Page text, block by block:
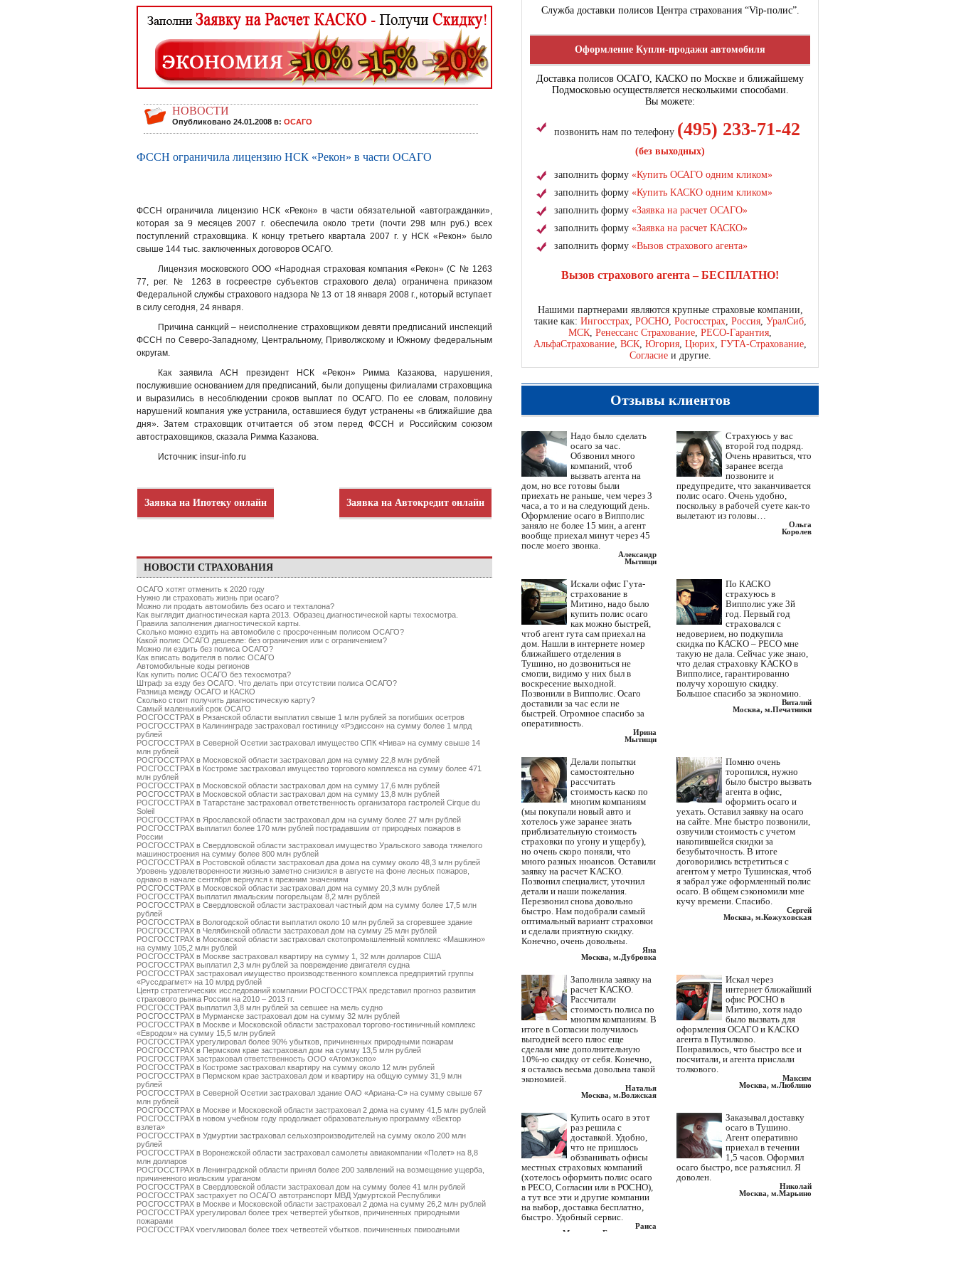
НОВОСТИ
Опубликовано 24.01.2008 в: ОСАГО
ФССН ограничила лицензию НСК «Рекон» в части ОСАГО
ФССН ограничила лицензию НСК «Рекон» в части обязательной «автогражданки»,
которая за 9 месяцев 2007 г. обеспечила около трети (почти 298 млн руб.) всех
поступлений страховщика. К концу третьего квартала 2007 г. у НСК «Рекон» было
свыше 144 тыс. заключенных договоров ОСАГО.
Лицензия московского ООО «Народная страховая компания «Рекон» (С № 1263
77, рег. № 1263 в госреестре субъектов страхового дела) ограничена приказом
Федеральной службы страхового надзора № 13 от 18 января 2008 г., который вступает
в силу сегодня, 24 января.
Причина санкций – неисполнение страховщиком девяти предписаний инспекций
ФССН по Северо-Западному, Центральному, Приволжскому и Южному федеральным
округам.
Как заявила АСН президент НСК «Рекон» Римма Казакова, нарушения,
послужившие основанием для предписаний, были допущены филиалами страховщика
и выразились в несоблюдении сроков выплат по ОСАГО. По ее словам, половину
нарушений компания уже устранила, оставшиеся будут устранены «в ближайшие два
дня». Затем страховщик отчитается об этом перед ФССН и Российским союзом
автостраховщиков, сказала Римма Казакова.
Источник: insur-info.ru
Заявка на Ипотеку онлайн Заявка на Автокредит онлайн
НОВОСТИ СТРАХОВАНИЯ
ОСАГО хотят отменить к 2020 году
Нужно ли страховать жизнь при осаго?
Можно ли продать автомобиль без осаго и техталона?
Как выглядит диагностическая карта 2013. Образец диагностической карты техосмотра.
Правила заполнения диагностической карты.
Сколько можно ездить на автомобиле с просроченным полисом ОСАГО?
Какой полис ОСАГО дешевле: без ограничения или с ограничением?
Можно ли ездить без полиса ОСАГО?
Как вписать водителя в полис ОСАГО
Автомобильные коды регионов
Как купить полис ОСАГО без техосмотра?
Штраф за езду без ОСАГО. Что делать при отсутствии полиса ОСАГО?
Разница между ОСАГО и КАСКО
Сколько стоит получить диагностическую карту?
Самый маленький срок ОСАГО
РОСГОССТРАХ в Рязанской области выплатил свыше 1 млн рублей за погибших осетров
РОСГОССТРАХ в Калининграде застраховал гостиницу «Рэдиссон» на сумму более 1 млрд
рублей
РОСГОССТРАХ в Северной Осетии застраховал имущество СПК «Нива» на сумму свыше 14
млн рублей
РОСГОССТРАХ в Московской области застраховал дом на сумму 22,8 млн рублей
РОСГОССТРАХ в Костроме застраховал имущество торгового комплекса на сумму более 471
млн рублей
РОСГОССТРАХ в Московской области застраховал дом на сумму 17,6 млн рублей
РОСГОССТРАХ в Московской области застраховал дом на сумму 13,8 млн рублей
РОСГОССТРАХ в Татарстане застраховал ответственность организатора гастролей Cirque du
Soleil
РОСГОССТРАХ в Ярославской области застраховал дом на сумму более 27 млн рублей
РОСГОССТРАХ выплатил более 170 млн рублей пострадавшим от природных пожаров в
России
РОСГОССТРАХ в Свердловской области застраховал имущество Уральского завода тяжелого
машиностроения на сумму более 800 млн рублей
РОСГОССТРАХ в Ростовской области застраховал два дома на сумму около 48,3 млн рублей
Уровень удовлетворенности жизнью заметно снизился в августе на фоне лесных пожаров,
однако в начале сентября вернулся к прежним значениям
РОСГОССТРАХ в Московской области застраховал дом на сумму 20,3 млн рублей
РОСГОССТРАХ выплатил ямальским погорельцам 8,2 млн рублей
РОСГОССТРАХ в Свердловской области застраховал частный дом на сумму более 17,5 млн
рублей
РОСГОССТРАХ в Вологодской области выплатил около 10 млн рублей за сгоревшее здание
РОСГОССТРАХ в Челябинской области застраховал дом на сумму 25 млн рублей
РОСГОССТРАХ в Московской области застраховал скотопромышленный комплекс «Машкино»
на сумму 105,2 млн рублей
РОСГОССТРАХ в Москве застраховал квартиру на сумму 1, 32 млн долларов США
РОСГОССТРАХ выплатил 2,3 млн рублей за повреждение двигателя судна
РОСГОССТРАХ застраховал имущество производственного комплекса предприятий группы
«Руссдрагмет» на 10 млрд рублей
Центр стратегических исследований компании РОСГОССТРАХ представил прогноз развития
страхового рынка России на 2010 – 2013 гг.
РОСГОССТРАХ выплатил 3,8 млн рублей за севшее на мель судно
РОСГОССТРАХ в Мурманске застраховал дом на сумму 32 млн рублей
РОСГОССТРАХ в Москве и Московской области застраховал торгово-гостиничный комплекс
«Евродом» на сумму 15,5 млн рублей
РОСГОССТРАХ урегулировал более 90% убытков, причиненных природными пожарам
РОСГОССТРАХ в Пермском крае застраховал дом на сумму 13,5 млн рублей
РОСГОССТРАХ застраховал ответственность ООО «Атомэкспо»
РОСГОССТРАХ в Костроме застраховал квартиру на сумму около 12 млн рублей
РОСГОССТРАХ в Пермском крае застраховал дом и квартиру на общую сумму 31,9 млн
рублей
РОСГОССТРАХ в Северной Осетии застраховал здание ОАО «Ариана-С» на сумму свыше 67
млн рублей
РОСГОССТРАХ в Москве и Московской области застраховал 2 дома на сумму 41,5 млн рублей
РОСГОССТРАХ в новом учебном году продолжает образовательную программу «Вектор
взлета»
РОСГОССТРАХ в Удмуртии застраховал сельхозпроизводителей на сумму около 200 млн
рублей
РОСГОССТРАХ в Воронежской области застраховал самолеты авиакомпании «Полет» на 8,8
млн долларов
РОСГОССТРАХ в Ленинградской области принял более 200 заявлений на возмещение ущерба,
причиненного июльским ураганом
РОСГОССТРАХ в Свердловской области застраховал дом на сумму более 41 млн рублей
РОСГОССТРАХ застрахует по ОСАГО автотранспорт МВД Удмуртской Республики
РОСГОССТРАХ в Москве и Московской области застраховал 2 дома на сумму 26,2 млн рублей
РОСГОССТРАХ урегулировал более трех четвертей убытков, причиненных природными
пожарами
РОСГОССТРАХ урегулировал более трех четвертей убытков, причиненных природными
Служба доставки полисов Центра страхования “Vip-полис”.
Оформление Купли-продажи автомобиля
Доставка полисов ОСАГО, КАСКО по Москве и ближайшему
Подмосковью осуществляется несколькими способами.
Вы можете:
позвонить нам по телефону (495) 233-71-42
(без выходных)
заполнить форму «Купить ОСАГО одним кликом»
заполнить форму «Купить КАСКО одним кликом»
заполнить форму «Заявка на расчет ОСАГО»
заполнить форму «Заявка на расчет КАСКО»
заполнить форму «Вызов страхового агента»
Вызов страхового агента – БЕСПЛАТНО!
Нашими партнерами являются крупные страховые компании,
такие как: Ингосстрах, РОСНО, Росгосстрах, Россия, УралСиб,
МСК, Ренессанс Страхование, РЕСО-Гарантия,
АльфаСтрахование, ВСК, Югория, Цюрих, ГУТА-Страхование,
Согласиеи другие.
Отзывы клиентов
Надо было сделать
осаго за час.
Обзвонил много
компаний, чтоб
вызвать агента на
дом, но все готовы были
приехать не раньше, чем через 3
часа, а то и на следующий день.
Оформление осаго в Випполис
заняло не более 15 мин, а агент
вообще приехал минут через 45
после моего звонка.
Александр
Мытищи
Страхуюсь у вас
второй год подряд.
Очень нравиться, что
заранее всегда
позвоните и
предупредите, что заканчивается
полис осаго. Очень удобно,
поскольку в рабочей суете как-то
вылетают из головы…
Ольга
Королев
Искали офис Гута-
страхование в
Митино, надо было
купить полис осаго
как можно быстрей,
чтоб агент гута сам приехал на
дом. Нашли в интернете номер
ближайшего отделения в
Тушино, но дозвониться не
смогли, видимо у них был в
воскресение выходной.
Позвонили в Випполис. Осаго
доставили за час если не
быстрей. Огромное спасибо за
оперативность.
Ирина
Мытищи
По КАСКО
страхуюсь в
Випполис уже 3й
год. Первый год
страховался с
недоверием, но подкупила
скидка по КАСКО – РЕСО мне
такую не дала. Сейчас уже знаю,
что делая страховку КАСКО в
Випполисе, гарантированно
получу хорошую скидку.
Большое спасибо за экономию.
Виталий
Москва, м.Печатники
Делали попытки
самостоятельно
рассчитать
стоимость каско по
многим компаниям
(мы покупали новый авто и
хотелось уже заранее знать
приблизательную стоимость
страховки по угону и ущербу),
но очень скоро поняли, что
много разных нюансов. Оставили
заявку на расчет КАСКО.
Позвонил специалист, уточнил
детали и наши пожелания.
Перезвонил снова довольно
быстро. Нам подобрали самый
оптимальный вариант страховки
и сделали приятную скидку.
Конечно, очень довольны.
Яна
Москва, м.Дубровка
Помню очень
торопился, нужно
было быстро вызвать
агента в офис,
оформить осаго и
уехать. Оставил заявку на осаго
на сайте. Мне быстро позвонили,
озвучили стоимость с учетом
накопившейся скидки за
безубыточность. В итоге
договорились встретиться с
агентом у метро Тушинская, чтоб
я забрал уже оформленный полис
осаго. В общем сэкономили мне
кучу времени. Спасибо.
Сергей
Москва, м.Кожуховская
Заполнила заявку на
расчет КАСКО.
Рассчитали
стоимость полиса по
многим компаниям. В
итоге в Согласии получилось
выгодней всего плюс еще
сделали мне дополнительную
10%-ю скидку от себя. Конечно,
я осталась весьма довольна такой
экономией.
Наталья
Москва, м.Волжская
Искал через
интернет ближайший
офис РОСНО в
Митино, хотя надо
было вызвать для
оформления ОСАГО и КАСКО
агента в Путилково.
Понравилось, что быстро все и
посчитали, и агента прислали
толкового.
Максим
Москва, м.Люблино
Купить осаго в этот
раз решила с
доставкой. Удобно,
что не пришлось
обзванивать офисы
местных страховых компаний
(хотелось оформить полис осаго
в РЕСО, Согласии или в РОСНО),
а тут все эти и другие компании
на выбор, доставка бесплатно,
быстро. Удобный сервис.
Раиса
Москва, м.Братиславская
Заказывал доставку
осаго в Тушино.
Агент оперативно
приехал в течении
1,5 часов. Оформил
осаго быстро, все разъяснил. Я
доволен.
Николай
Москва, м.Марьино